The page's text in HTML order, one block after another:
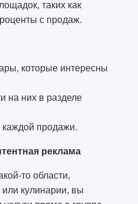
таких как
с продаж.
которые интересны
на них в разделе
каждой продажи.
реклама
то области,
кулинарии, вы